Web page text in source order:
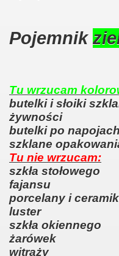
Pojemnik
Tu wrzucam
butelki i słoiki
żywności
butelki po
szklane
Tu nie wrzucam:
szkła stołowego
fajansu
porcelany i
luster
szkła okiennego
żarówek
witraży